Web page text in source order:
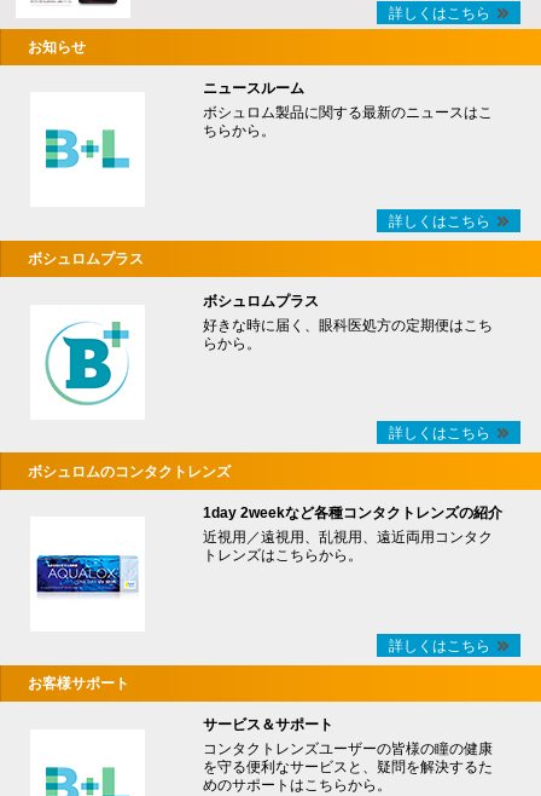
詳しくはこちら
お知らせ
ニュースルーム
ボシュロム製品に関する最新のニュースはこ
ちらから。
詳しくはこちら
ボシュロムプラス
ボシュロムプラス
好きな時に届く、眼科医処方の定期便はこち
らから。
詳しくはこちら
ボシュロムのコンタクトレンズ
1day 2weekなど各種コンタクトレンズの紹介
近視用／遠視用、乱視用、遠近両用コンタク
トレンズはこちらから。
詳しくはこちら
お客様サポート
サービス＆サポート
コンタクトレンズユーザーの皆様の瞳の健康
を守る便利なサービスと、疑問を解決するた
めのサポートはこちらから。